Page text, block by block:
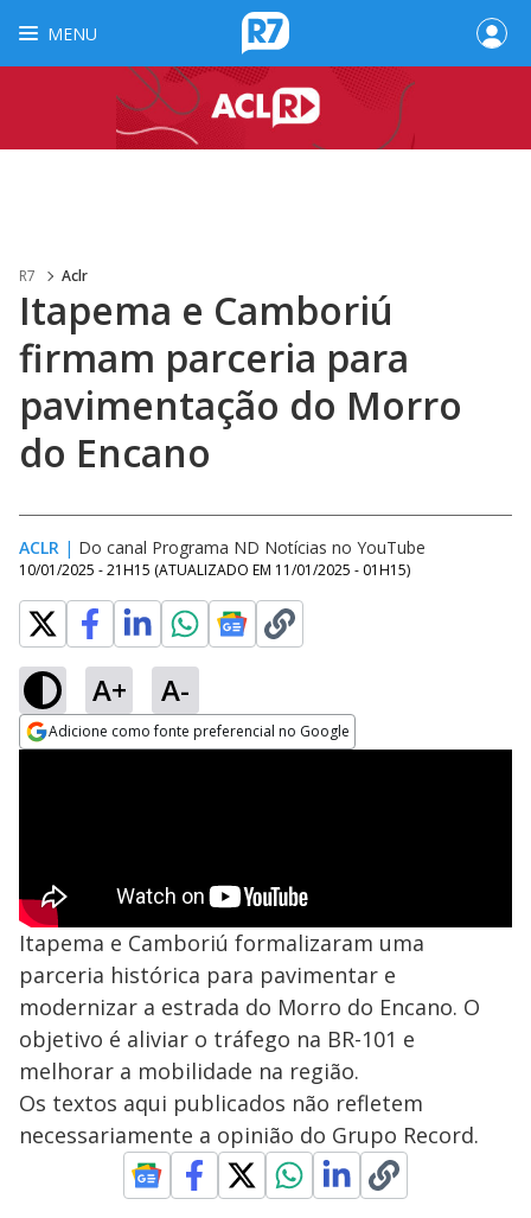
MENU
R7 Aclr
Itapema e Camboriú
firmam parceria para
pavimentação do Morro
do Encano
ACLR | Do canal Programa ND Notícias no YouTube
10/01/2025 - 21H15 (ATUALIZADO EM 11/01/2025 - 01H15)
A+ A-
Adicione como fonte preferencial no Google
Itapema e Camboriú formalizaram uma
parceria histórica para pavimentar e
modernizar a estrada do Morro do Encano. O
objetivo é aliviar o tráfego na BR-101 e
melhorar a mobilidade na região.
Os textos aqui publicados não refletem
necessariamente a opinião do Grupo Record.